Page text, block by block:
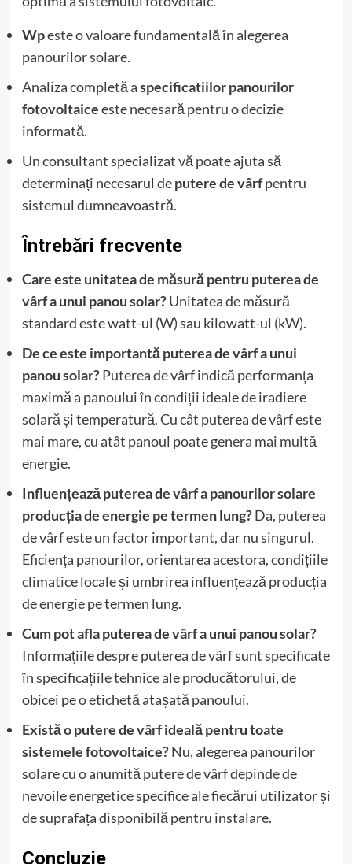
Wpeste o valoare fundamentală în alegerea
panourilor solare.
Analiza completă aspecificatiilor panourilor
fotovoltaiceeste necesară pentru o decizie
informată.
Un consultant specializat vă poate ajuta să
determinați necesarul deputere de vârfpentru
sistemul dumneavoastră.
Întrebări frecvente
Care este unitatea de măsură pentru puterea de
vârf a unui panou solar?Unitatea de măsură
standard este watt-ul (W) sau kilowatt-ul (kW).
De ce este importantă puterea de vârf a unui
panou solar?Puterea de vârf indică performanța
maximă a panoului în condiții ideale de iradiere
solară și temperatură. Cu cât puterea de vârf este
mai mare, cu atât panoul poate genera mai multă
energie.
Influențează puterea de vârf a panourilor solare
producția de energie pe termen lung?Da, puterea
de vârf este un factor important, dar nu singurul.
Eficiența panourilor, orientarea acestora, condițiile
climatice locale și umbrirea influențează producția
de energie pe termen lung.
Cum pot afla puterea de vârf a unui panou solar?
Informațiile despre puterea de vârf sunt specificate
în specificațiile tehnice ale producătorului, de
obicei pe o etichetă atașată panoului.
Există o putere de vârf ideală pentru toate
sistemele fotovoltaice?Nu, alegerea panourilor
solare cu o anumită putere de vârf depinde de
nevoile energetice specifice ale fiecărui utilizator și
de suprafața disponibilă pentru instalare.
Concluzie